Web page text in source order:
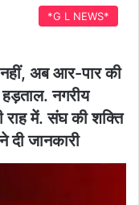
*G L NEWS*
अब आर-पार की
नगरीय
राह में. संघ की शक्ति
दी जानकारी